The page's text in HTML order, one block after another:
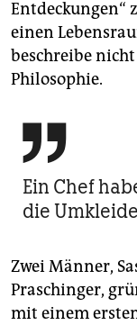
Entdeckungen“
einen
beschreibe
Philosophie.

Ein Chef
die
Zwei Männer,
Praschinger,
mit einem